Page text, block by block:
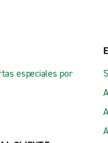
especiales por